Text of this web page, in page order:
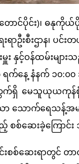
င်ပိုင်း)၊ ဓနုကိုယ်
ရာဦးစီးဌာန၊ ပင်း
မှူး နှင့်ဝန်ထမ်းများ
ရက်နေ့ နံနက် ၁၀:၀၀
က်ရှိ မေသူယုယကုန်
ာ သောက်ရေသန့်အမ
စစ်ဆေးခဲ့ကြောင်
ဆေးရာတွင် တာ